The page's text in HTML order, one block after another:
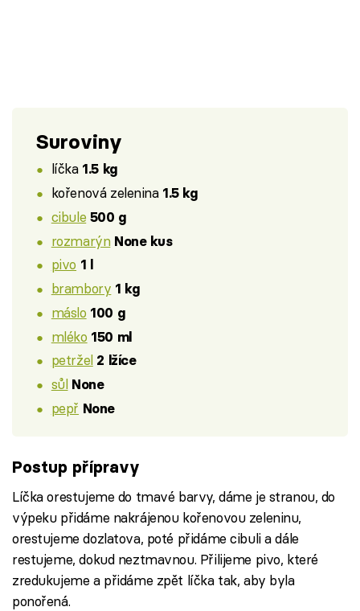
Suroviny
líčka 1.5 kg
kořenová zelenina 1.5 kg
cibule 500 g
rozmarýn None kus
pivo 1 l
brambory 1 kg
máslo 100 g
mléko 150 ml
petržel 2 lžíce
sůl None
pepř None
Postup přípravy
Líčka orestujeme do tmavé barvy, dáme je stranou, do
výpeku přidáme nakrájenou kořenovou zeleninu,
orestujeme dozlatova, poté přidáme cibuli a dále
restujeme, dokud neztmavnou. Přilijeme pivo, které
zredukujeme a přidáme zpět líčka tak, aby byla
ponořená.